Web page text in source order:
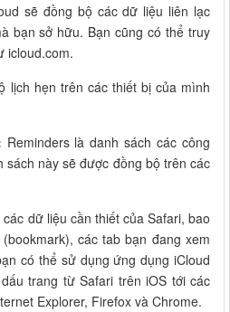
sẽ đồng bộ các dữ liệu liên lạc
bạn sở hữu. Bạn cũng có thể truy
icloud.com.
lịch hẹn trên các thiết bị của mình
Reminders là danh sách các công
sách này sẽ được đồng bộ trên các
dữ liệu cần thiết của Safari, bao
các tab bạn đang xem
có thể sử dụng ứng dụng iCloud
trang từ Safari trên iOS tới các
Explorer, Firefox và Chrome.